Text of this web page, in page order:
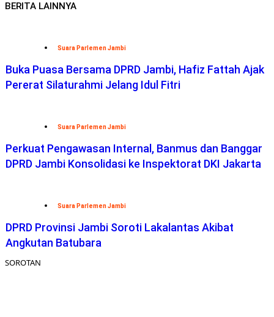
BERITA LAINNYA
Suara Parlemen Jambi
Buka Puasa Bersama DPRD Jambi, Hafiz Fattah Ajak
Pererat Silaturahmi Jelang Idul Fitri
Suara Parlemen Jambi
Perkuat Pengawasan Internal, Banmus dan Banggar
DPRD Jambi Konsolidasi ke Inspektorat DKI Jakarta
Suara Parlemen Jambi
DPRD Provinsi Jambi Soroti Lakalantas Akibat
Angkutan Batubara
SOROTAN